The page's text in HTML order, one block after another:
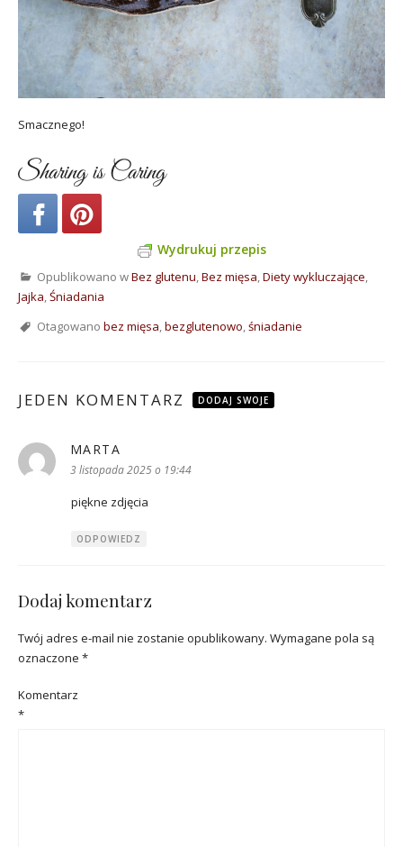
Smacznego!
Sharing is Caring
Wydrukuj przepis
Opublikowano wBez glutenu,Bez mięsa,Diety wykluczające,
Jajka,Śniadania
Otagowano bez mięsa,bezglutenowo,śniadanie
JEDEN KOMENTARZ DODAJ SWOJE
MARTA
3 listopada 2025 o 19:44
piękne zdjęcia
ODPOWIEDZ
Dodaj komentarz
Twój adres e-mail nie zostanie opublikowany. Wymagane pola są
oznaczone *
Komentarz
*